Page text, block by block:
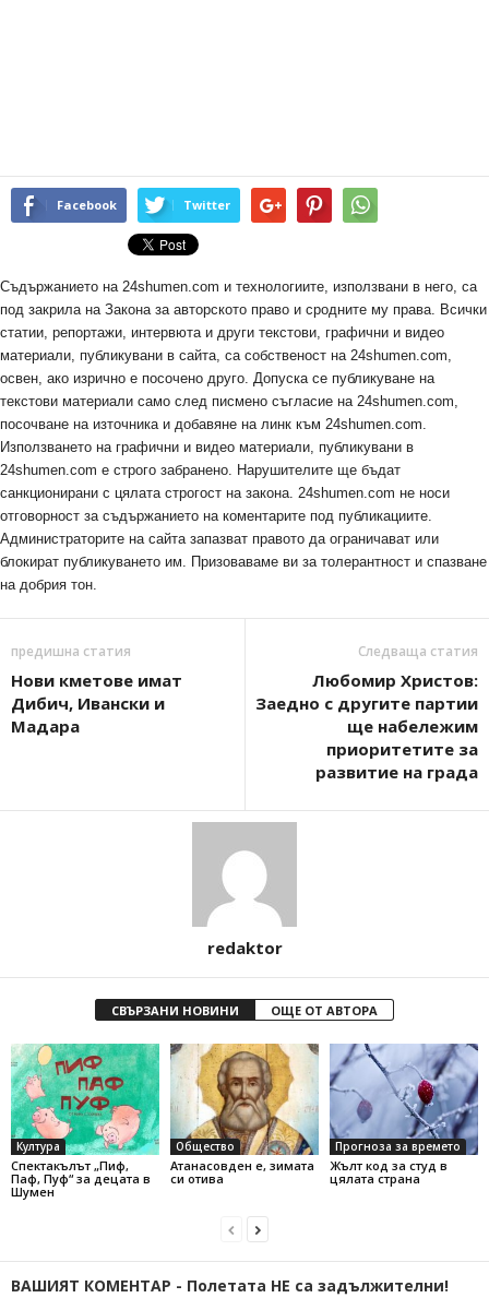
Facebook Twitter
Съдържанието на 24shumen.com и технологиите, използвани в него, са
под закрила на Закона за авторското право и сродните му права. Всички
статии, репортажи, интервюта и други текстови, графични и видео
материали, публикувани в сайта, са собственост на 24shumen.com,
освен, ако изрично е посочено друго. Допуска се публикуване на
текстови материали само след писмено съгласие на 24shumen.com,
посочване на източника и добавяне на линк към 24shumen.com.
Използването на графични и видео материали, публикувани в
24shumen.com е строго забранено. Нарушителите ще бъдат
санкционирани с цялата строгост на закона. 24shumen.com не носи
отговорност за съдържанието на коментарите под публикациите.
Администраторите на сайта запазват правото да ограничават или
блокират публикуването им. Призоваваме ви за толерантност и спазване
на добрия тон.
предишна статия
Нови кметове имат
Дибич, Ивански и
Мадара
Следваща статия
Любомир Христов:
Заедно с другите партии
ще набележим
приоритетите за
развитие на града
redaktor
СВЪРЗАНИ НОВИНИ ОЩЕ ОТ АВТОРА
Култура
Спектакълът „Пиф,
Паф, Пуф“ за децата в
Шумен
Общество
Атанасовден е, зимата
си отива
Прогноза за времето
Жълт код за студ в
цялата страна
ВАШИЯТ КОМЕНТАР - Полетата НЕ са задължителни!